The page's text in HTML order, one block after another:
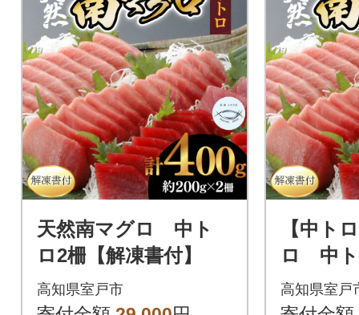
梱しております。
梱しており
天然南マグロ 中ト
ロ2柵【解凍書付】
高知県室戸市
【中ト
ロ 中ト
書付】
高知県室戸